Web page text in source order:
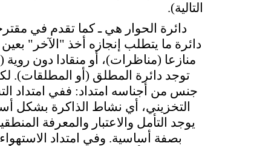
التالية).
دائرة الحوار هي ـ كما تقدم في
دائرة ما يتطلب إنجازه أخذ "الآخر" بعين
منازعا (مناظرات)، أو منقادا دون
توجد دائرة المطلق (أو المطلقات).
جنس من أجناسه امتداد: ففي امتداد
التخزيني، أي نشاط الذاكرة بشكل
يوجد التأمل والاعتبار والمعرفة
بصفة أساسية. وفي امتداد